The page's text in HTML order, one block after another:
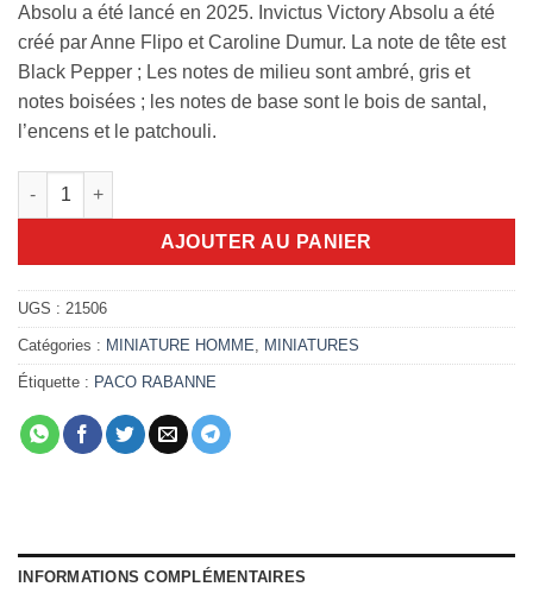
Absolu a été lancé en 2025. Invictus Victory Absolu a été
créé par Anne Flipo et Caroline Dumur. La note de tête est
Black Pepper ; Les notes de milieu sont ambré, gris et
notes boisées ; les notes de base sont le bois de santal,
l’encens et le patchouli.
quantité de Invictus Victory Absolu 5ml
AJOUTER AU PANIER
UGS : 21506
Catégories : MINIATURE HOMME MINIATURES
Étiquette : PACO RABANNE
INFORMATIONS COMPLÉMENTAIRES